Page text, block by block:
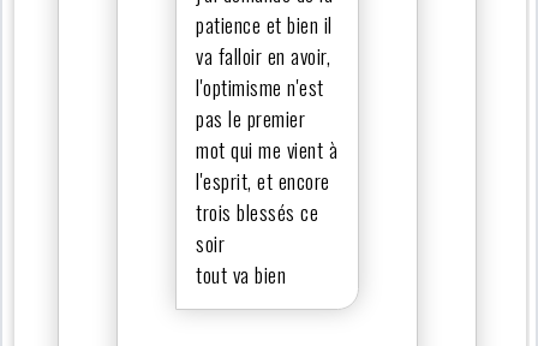
patience et bien il
va falloir en avoir,
l'optimisme n'est
pas le premier
mot qui me vient à
l'esprit, et encore
trois blessés ce
soir
tout va bien